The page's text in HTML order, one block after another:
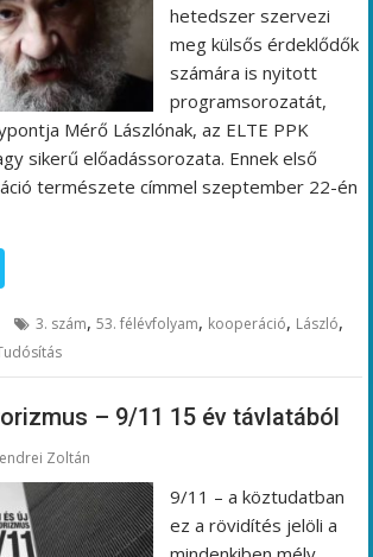
hetedszer szervezi
meg külsős érdeklődők
számára is nyitott
programsorozatát,
Mérő Lászlónak, az ELTE PPK
sikerű előadássorozata. Ennek első
természete címmel szeptember 22-én
3. szám,53. félévfolyam, kooperáció, László,
– 9/11 15 év távlatából
Zoltán
9/11 – a köztudatban
ez a rövidítés jelöli a